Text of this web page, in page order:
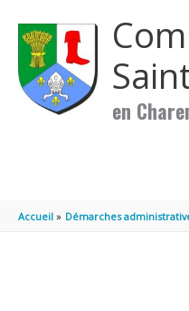
en
Accueil Démarches